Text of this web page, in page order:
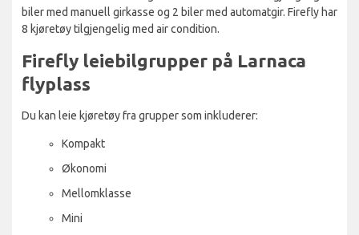
biler med manuell girkasse og 2 biler med automatgir. Firefly har
8 kjøretøy tilgjengelig med air condition.
Firefly leiebilgrupper på Larnaca
flyplass
Du kan leie kjøretøy fra grupper som inkluderer:
Kompakt
Økonomi
Mellomklasse
Mini